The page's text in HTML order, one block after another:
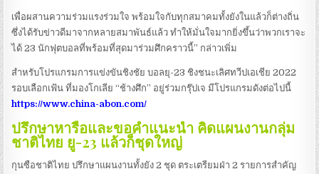
เพื่อผสานความร่วมแรงร่วมใจ พร้อมใจกับทุกสมาคมทั้งยังในแล้วก็ต่างถิ่น
ซึ่งได้รับข่าวดีมาจากหลายสมาพันธ์แล้ว ทำให้มั่นใจมากยิ่งขึ้นว่าพวกเราจะ
ได้ 23 นักฟุตบอลที่พร้อมที่สุดมาร่วมศึกคราวนี้” กล่าวเพิ่ม
สำหรับโปรแกรมการแข่งขันชิงชัย บอลยุ-23 ชิงชนะเลิศทวีปเอเชีย 2022
รอบเลือกเฟ้น ที่มองโกเลีย “ช้างศึก” อยู่ร่วมกรุ๊ปเจ มีโปรแกรมดังต่อไปนี้
https://www.china-abon.com/
ปรึกษาหารือและขอคำแนะนำ คิดแผนงานกลุ่ม
ชาติไทย ยู-23 แล้วก็ชุดใหญ่
กุนซือชาติไทย ปรึกษาแผนงานทั้งยัง 2 ชุด ตระเตรียมฝ่า 2 รายการสำคัญ